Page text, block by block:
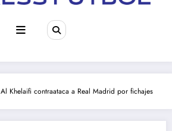
Al Khelaifi contraataca a Real Madrid por fichajes